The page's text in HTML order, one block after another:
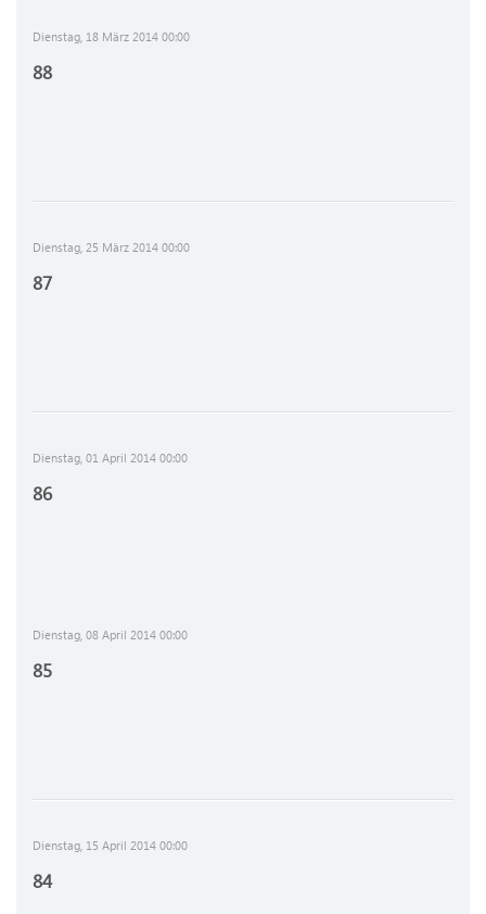
Dienstag, 18 März 2014 00:00
88
Dienstag, 25 März 2014 00:00
87
Dienstag, 01 April 2014 00:00
86
Dienstag, 08 April 2014 00:00
85
Dienstag, 15 April 2014 00:00
84